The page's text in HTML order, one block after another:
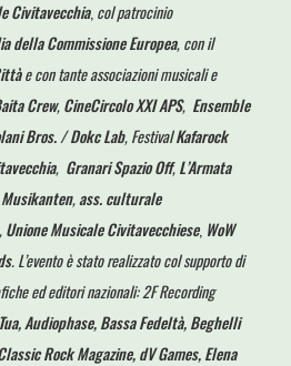
Civitavecchia, col patrocinio
della Commissione Europea,con il
e con tante associazioni musicali e
Crew,CineCircolo XXI APS, Ensemble
Bros. / Dokc Lab, FestivalKafarock
, Granari Spazio Off,L’Armata
,ass. culturale
,Unione Musicale Civitavecchiese, WoW
. L’evento è stato realizzato col supporto di
ed editori nazionali: 2F Recording
Audiophase, Bassa Fedeltà, Beghelli
Rock Magazine, dV Games, Elena